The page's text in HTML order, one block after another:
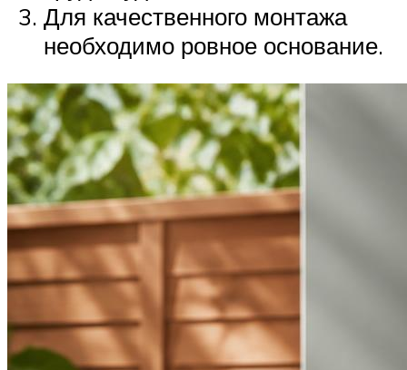
Для качественного монтажа
необходимо ровное основание.